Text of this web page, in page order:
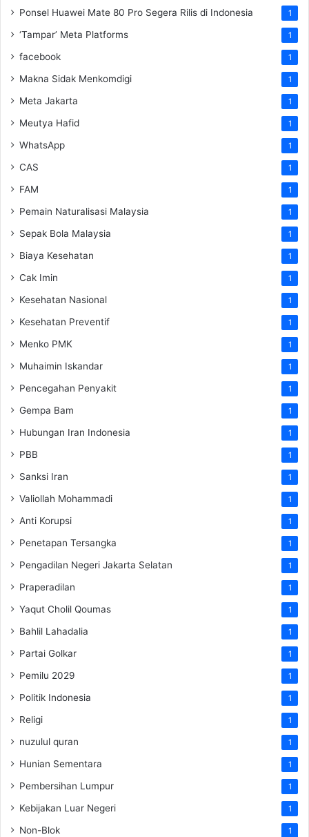
Ponsel Huawei Mate 80 Pro Segera Rilis di Indonesia 1
‘Tampar’ Meta Platforms 1
facebook 1
Makna Sidak Menkomdigi 1
Meta Jakarta 1
Meutya Hafid 1
WhatsApp 1
CAS 1
FAM 1
Pemain Naturalisasi Malaysia 1
Sepak Bola Malaysia 1
Biaya Kesehatan 1
Cak Imin 1
Kesehatan Nasional 1
Kesehatan Preventif 1
Menko PMK 1
Muhaimin Iskandar 1
Pencegahan Penyakit 1
Gempa Bam 1
Hubungan Iran Indonesia 1
PBB 1
Sanksi Iran 1
Valiollah Mohammadi 1
Anti Korupsi 1
Penetapan Tersangka 1
Pengadilan Negeri Jakarta Selatan 1
Praperadilan 1
Yaqut Cholil Qoumas 1
Bahlil Lahadalia 1
Partai Golkar 1
Pemilu 2029 1
Politik Indonesia 1
Religi 1
nuzulul quran 1
Hunian Sementara 1
Pembersihan Lumpur 1
Kebijakan Luar Negeri 1
Non-Blok 1